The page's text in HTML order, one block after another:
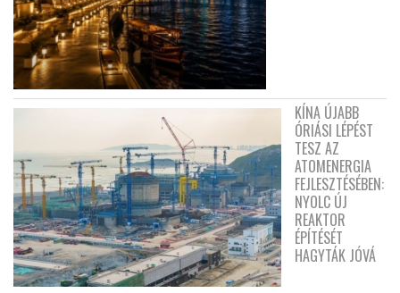
KÍNA ÚJABB
ÓRIÁSI LÉPÉST
TESZ AZ
ATOMENERGIA
FEJLESZTÉSÉBEN:
NYOLC ÚJ
REAKTOR
ÉPÍTÉSÉT
HAGYTÁK JÓVÁ